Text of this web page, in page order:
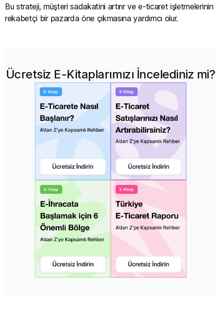
Bu strateji, müşteri sadakatini artırır ve e-ticaret işletmelerinin
rekabetçi bir pazarda öne çıkmasına yardımcı olur.
Ücretsiz E-Kitaplarımızı İncelediniz mi?